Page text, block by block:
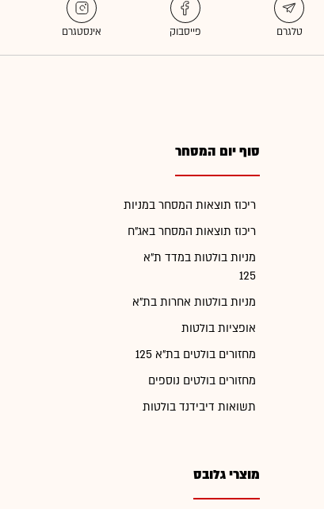
סוף יום המסחר
ריכוז תוצאות המסחר במניות
ריכוז תוצאות המסחר באג"ח
מניות בולטות במדד ת"א
125
מניות בולטות אחרות בת"א
אופציות בולטות
מחזורים בולטים בת"א 125
מחזורים בולטים נוספים
תשואות דיבידנד בולטות
מוצרי גלובס